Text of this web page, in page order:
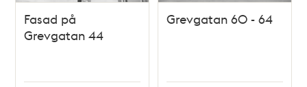
Fasad på
Grevgatan 44
Grevgatan 60 - 64